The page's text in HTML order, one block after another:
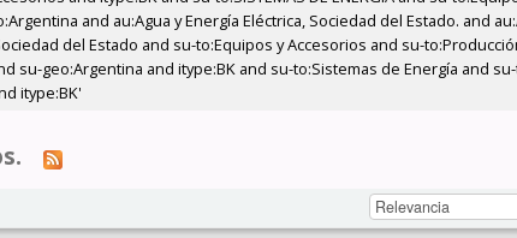
and au:Agua y Energía Eléctrica, Sociedad del Estado. and
del Estado and su-to:Equipos y Accesorios and su-
su-geo:Argentina and itype:BK and su-to:Sistemas de Energía and
itype:BK'